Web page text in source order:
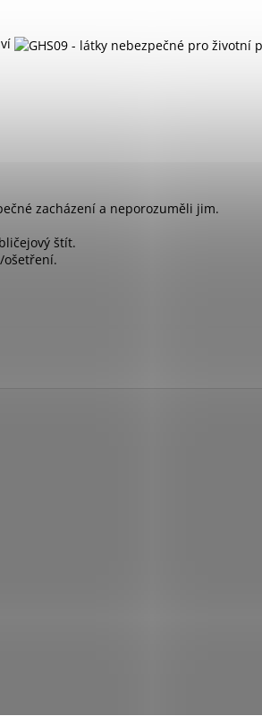
zacházení a neporozuměli jim.
štít.
ošetření.